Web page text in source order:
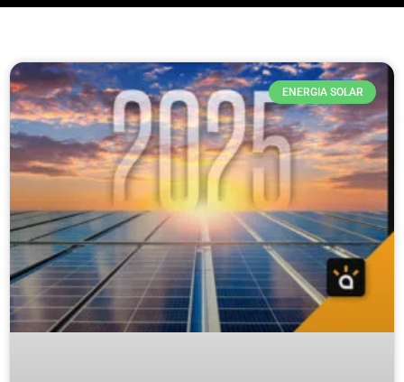
ENERGIA SOLAR